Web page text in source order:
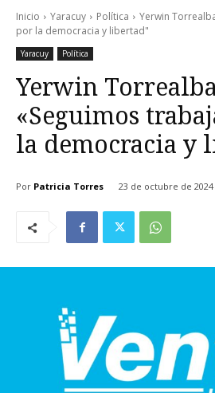
Inicio Yaracuy Política
Yerwin
por la democracia y libertad"
Yaracuy Política
Yerwin
«Seguimos
la democracia y
Por Patricia Torres 23 de octubre de 2024